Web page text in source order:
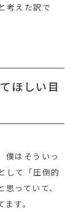
考えた訳で
ほしい目
僕はそういっ
して「圧倒的
っていて、
す。